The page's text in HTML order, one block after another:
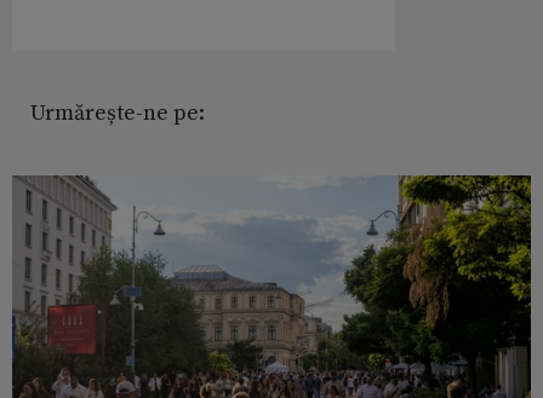
Urmărește-ne pe: